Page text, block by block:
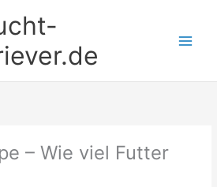
– Wie viel Futter